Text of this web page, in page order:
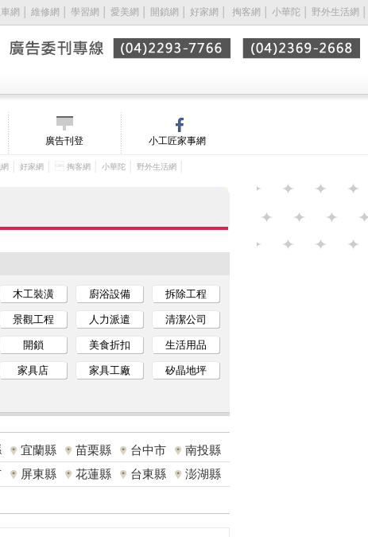
網 維修網 學習網 愛美網 開鎖網 好家網 掏客網 小華陀 野外生活網
廣告刊登 小工匠家事網
好家網 │  掏客網 小華陀 野外生活網
木工裝潢 廚浴設備 拆除工程
景觀工程 人力派遣 清潔公司
開鎖 美食折扣 生活用品
家具店 家具工廠 矽晶地坪
宜蘭縣 苗栗縣 台中市
南投縣
屏東縣 花蓮縣 台東縣
澎湖縣